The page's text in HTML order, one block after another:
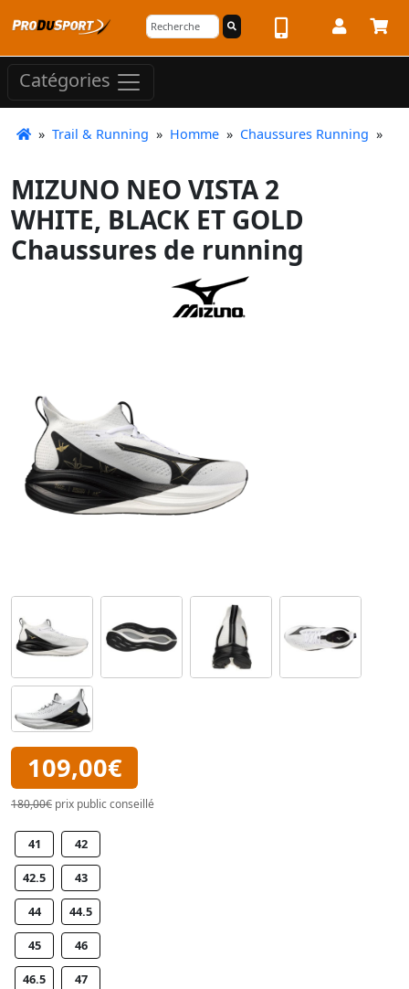
Catégories
» Trail & Running » Homme » Chaussures Running »
MIZUNO NEO VISTA 2
WHITE, BLACK ET GOLD
Chaussures de running
109,00€
180,00€ prix public conseillé
41 42
42.5 43
44 44.5
45 46
46.5 47